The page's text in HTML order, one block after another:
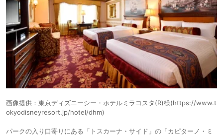
画像提供：東京ディズニーシー・ホテルミラコスタ(R)様(https://www.t
okyodisneyresort.jp/hotel/dhm)
パークの入り口寄りにある「トスカーナ・サイド」の「カピターノ・ミ